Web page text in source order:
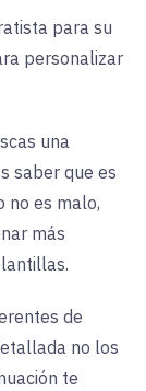
para su
personalizar
una
saber que es
no es malo,
más
de
no los
te